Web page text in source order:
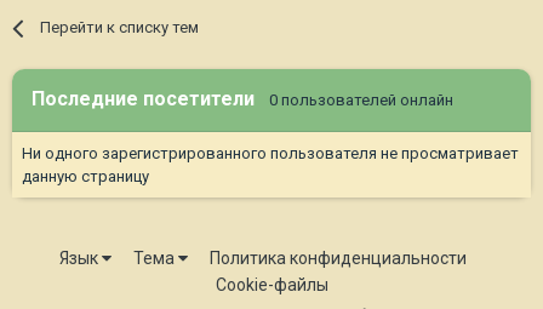
Перейти к списку тем
Последние посетители 0 пользователей онлайн
Ни одного зарегистрированного пользователя не просматривает
данную страницу
Язык Тема
Политика конфиденциальности
Cookie-файлы